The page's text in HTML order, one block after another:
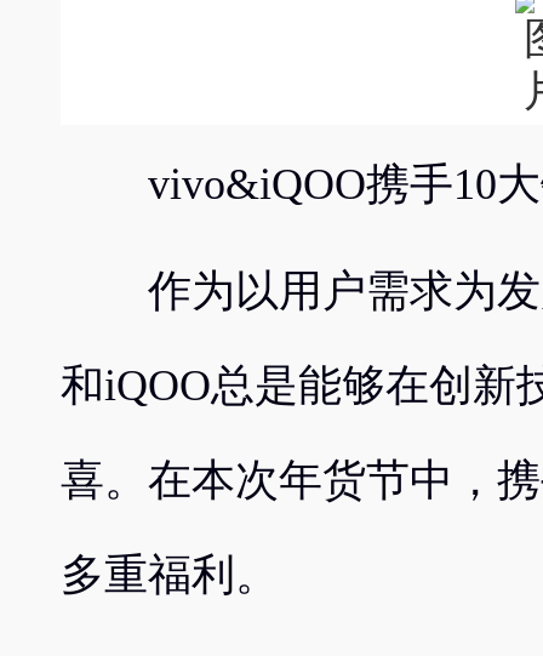
vivo&iQOO携手10
作为以用户需求为发
和iQOO总是能够在创新
喜。在本次年货节中，
多重福利。